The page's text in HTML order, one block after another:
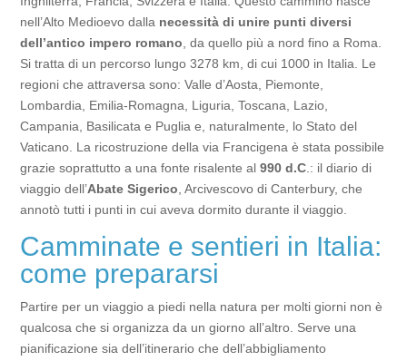
nell’Alto Medioevo dalla necessità di unire punti diversi
dell’antico impero romano , da quello più a nord fino a Roma.
Si tratta di un percorso lungo 3278 km, di cui 1000 in Italia. Le
regioni che attraversa sono: Valle d’Aosta, Piemonte,
Lombardia, Emilia-Romagna, Liguria, Toscana, Lazio,
Campania, Basilicata e Puglia e, naturalmente, lo Stato del
Vaticano. La ricostruzione della via Francigena è stata possibile
grazie soprattutto a una fonte risalente al990 d.C .: il diario di
viaggio dell’Abate Sigerico , Arcivescovo di Canterbury, che
annotò tutti i punti in cui aveva dormito durante il viaggio.
Camminate e sentieri in Italia:
come prepararsi
Partire per un viaggio a piedi nella natura per molti giorni non è
qualcosa che si organizza da un giorno all’altro. Serve una
pianificazione sia dell’itinerario che dell’abbigliamento